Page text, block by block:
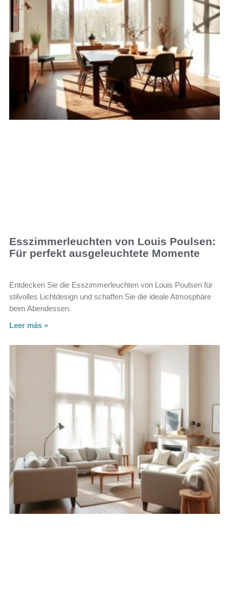
Esszimmerleuchten von Louis Poulsen:
Für perfekt ausgeleuchtete Momente
Entdecken Sie die Esszimmerleuchten von Louis Poulsen für
stilvolles Lichtdesign und schaffen Sie die ideale Atmosphäre
beim Abendessen.
Leer más »